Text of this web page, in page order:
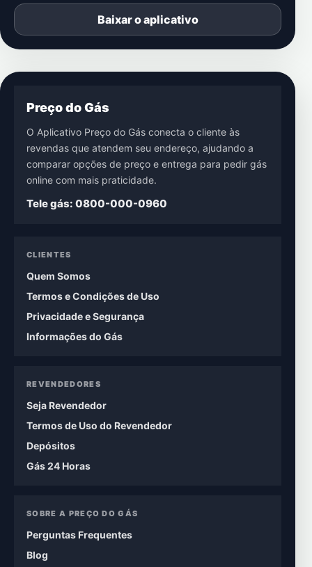
Baixar o aplicativo
Preço do Gás
O Aplicativo Preço do Gás conecta o cliente às
revendas que atendem seu endereço, ajudando a
comparar opções de preço e entrega para pedir gás
online com mais praticidade.
Tele gás: 0800-000-0960
CLIENTES
Quem Somos
Termos e Condições de Uso
Privacidade e Segurança
Informações do Gás
REVENDEDORES
Seja Revendedor
Termos de Uso do Revendedor
Depósitos
Gás 24 Horas
SOBRE A PREÇO DO GÁS
Perguntas Frequentes
Blog